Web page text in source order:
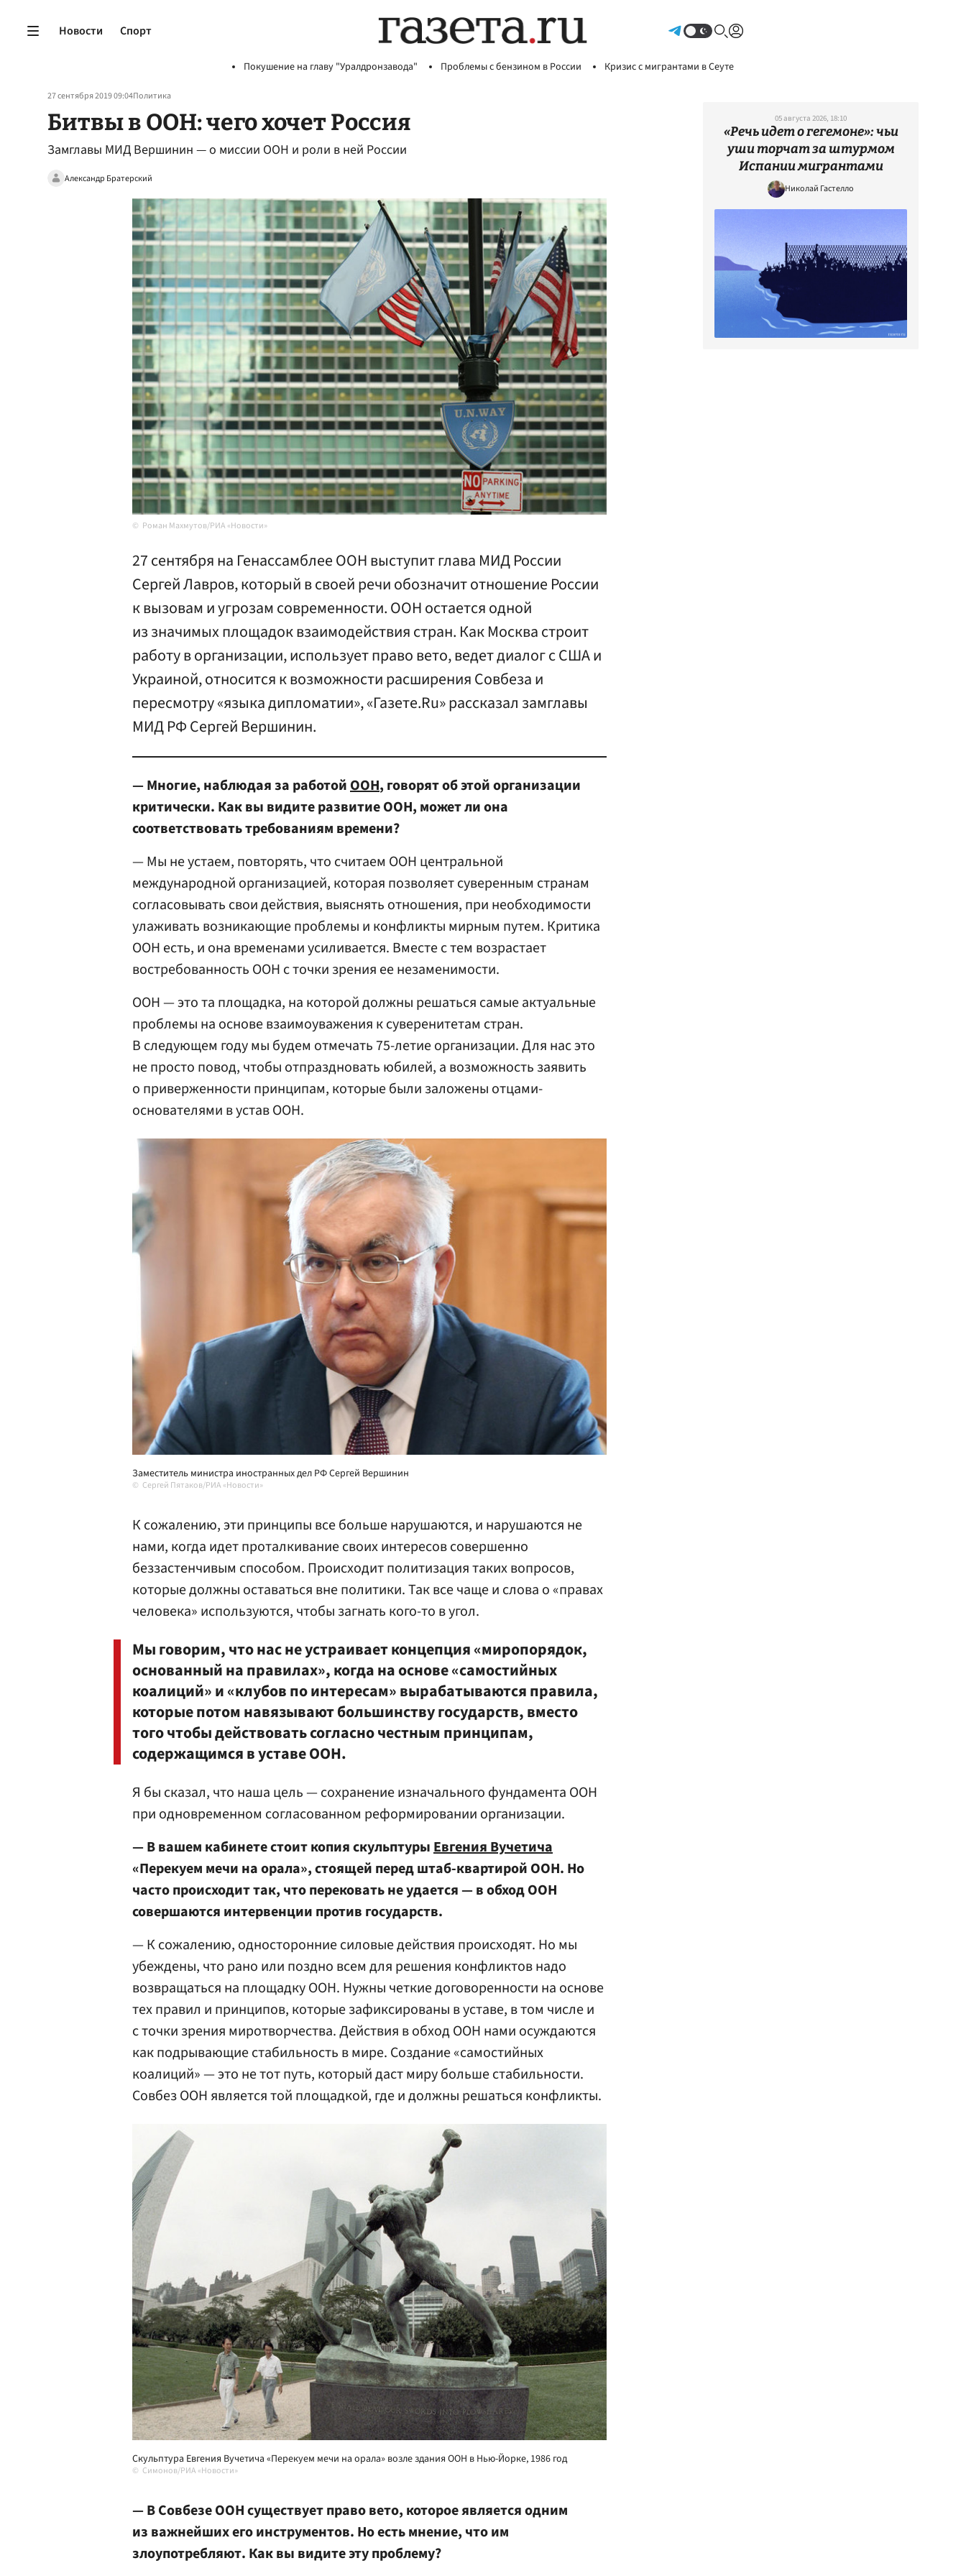
Новости Спорт
Покушение на главу "Уралдронзавода" Проблемы с бензином в России Кризис с мигрантами в Сеуте
27 сентября 2019 09:04Политика
Битвы в ООН: чего хочет Россия
Замглавы МИД Вершинин — о миссии ООН и роли в ней России
Александр Братерский
Роман Махмутов/РИА «Новости»
27 сентября на Генассамблее ООН выступит глава МИД России
Сергей Лавров, который в своей речи обозначит отношение России
к вызовам и угрозам современности. ООН остается одной
из значимых площадок взаимодействия стран. Как Москва строит
работу в организации, использует право вето, ведет диалог с США и
Украиной, относится к возможности расширения Совбеза и
пересмотру «языка дипломатии», «Газете.Ru» рассказал замглавы
МИД РФ Сергей Вершинин.
— Многие, наблюдая за работойООН, говорят об этой организации
критически. Как вы видите развитие ООН, может ли она
соответствовать требованиям времени?
— Мы не устаем, повторять, что считаем ООН центральной
международной организацией, которая позволяет суверенным странам
согласовывать свои действия, выяснять отношения, при необходимости
улаживать возникающие проблемы и конфликты мирным путем. Критика
ООН есть, и она временами усиливается. Вместе с тем возрастает
востребованность ООН с точки зрения ее незаменимости.
ООН — это та площадка, на которой должны решаться самые актуальные
проблемы на основе взаимоуважения к суверенитетам стран.
В следующем году мы будем отмечать 75-летие организации. Для нас это
не просто повод, чтобы отпраздновать юбилей, а возможность заявить
о приверженности принципам, которые были заложены отцами-
основателями в устав ООН.
Заместитель министра иностранных дел РФ Сергей Вершинин
Сергей Пятаков/РИА «Новости»
К сожалению, эти принципы все больше нарушаются, и нарушаются не
нами, когда идет проталкивание своих интересов совершенно
беззастенчивым способом. Происходит политизация таких вопросов,
которые должны оставаться вне политики. Так все чаще и слова о «правах
человека» используются, чтобы загнать кого-то в угол.
Мы говорим, что нас не устраивает концепция «миропорядок,
основанный на правилах», когда на основе «самостийных
коалиций» и «клубов по интересам» вырабатываются правила,
которые потом навязывают большинству государств, вместо
того чтобы действовать согласно честным принципам,
содержащимся в уставе ООН.
Я бы сказал, что наша цель — сохранение изначального фундамента ООН
при одновременном согласованном реформировании организации.
— В вашем кабинете стоит копия скульптурыЕвгения Вучетича
«Перекуем мечи на орала», стоящей перед штаб-квартирой ООН. Но
часто происходит так, что перековать не удается — в обход ООН
совершаются интервенции против государств.
— К сожалению, односторонние силовые действия происходят. Но мы
убеждены, что рано или поздно всем для решения конфликтов надо
возвращаться на площадку ООН. Нужны четкие договоренности на основе
тех правил и принципов, которые зафиксированы в уставе, в том числе и
с точки зрения миротворчества. Действия в обход ООН нами осуждаются
как подрывающие стабильность в мире. Создание «самостийных
коалиций» — это не тот путь, который даст миру больше стабильности.
Совбез ООН является той площадкой, где и должны решаться конфликты.
Скульптура Евгения Вучетича «Перекуем мечи на орала» возле здания ООН в Нью-Йорке, 1986 год
Симонов/РИА «Новости»
— В Совбезе ООН существует право вето, которое является одним
из важнейших его инструментов. Но есть мнение, что им
злоупотребляют. Как вы видите эту проблему?
05 августа 2026, 18:10
«Речь идет о гегемоне»: чьи
уши торчат за штурмом
Испании мигрантами
Николай Гастелло